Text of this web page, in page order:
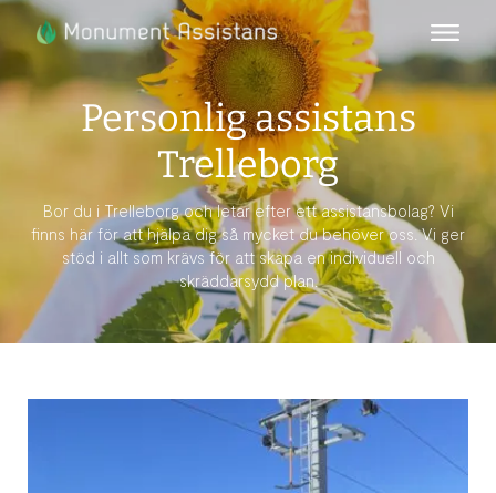
Personlig assistans
Trelleborg
Bor du i Trelleborg och letar efter ett assistansbolag? Vi
finns här för att hjälpa dig så mycket du behöver oss. Vi ger
stöd i allt som krävs för att skapa en individuell och
skräddarsydd plan.